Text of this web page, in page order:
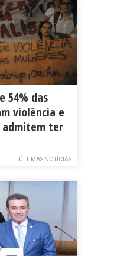
54% das
violência e
admitem ter
ÚLTIMAS NOTÍCIAS